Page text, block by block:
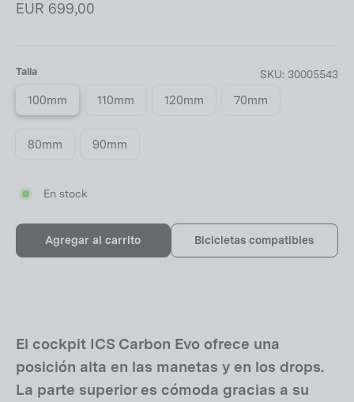
Precio
EUR 699,00
SKU: 30005543
Talla
100mm 110mm 120mm 70mm
80mm 90mm
En stock
Agregar al carrito Bicicletas compatibles
El cockpit ICS Carbon Evo ofrece una
posición alta en las manetas y en los drops.
La parte superior es cómoda gracias a su